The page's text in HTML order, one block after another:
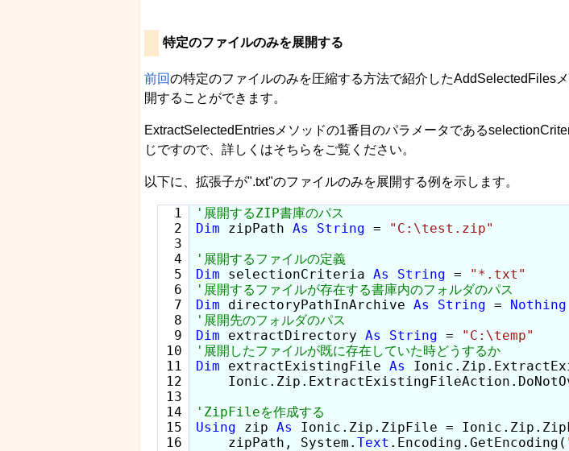
特定のファイルのみを展開する
前回の特定のファイルのみを圧縮する方法で紹介したAddSelectedFiles
開することができます。
ExtractSelectedEntriesメソッドの1番目のパラメータである
じですので、詳しくはそちらをご覧ください。
以下に、拡張子が".txt"のファイルのみを展開する例を示します。
  1
  2
  3
  4
  5
  6
  7
  8
  9
10
11
12
13
14
15
16
Dim zipPath As String =
"C:\test.zip"
Dim selectionCriteria As String =
"*.txt"
Dim directoryPathInArchive As String = Nothing
Dim extractDirectory As String =
"C:\temp"
Dim extractExistingFile As
Using zip As
Ionic.Zip.ZipFile =
    zipPath, System.
Text .Encoding.GetEncoding(